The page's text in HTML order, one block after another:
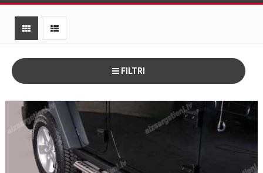
PIEGĀDE
KONTAKTINFORMĀCIJA
FILTRI